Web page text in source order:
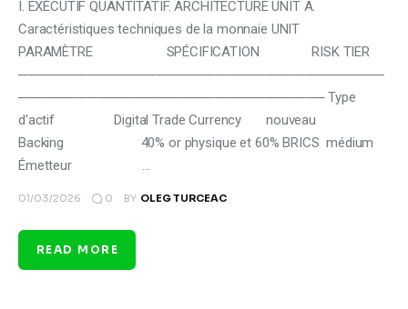
I. EXÉCUTIF QUANTITATIF. ARCHITECTURE UNIT A.
Caractéristiques techniques de la monnaie UNIT
PARAMÈTRE SPÉCIFICATION RISK TIER
─────────────────────────────────────
─────────────────────────────── Type
d'actif Digital Trade Currency nouveau
Backing 40% or physique et 60% BRICS médium
Émetteur …
01/03/2026 0 BY OLEG TURCEAC
READ MORE